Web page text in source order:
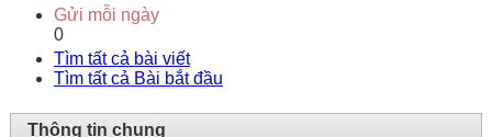
Gửi mỗi ngày
0
Tìm tất cả bài viết
Tìm tất cả Bài bắt đầu
Thông tin chung